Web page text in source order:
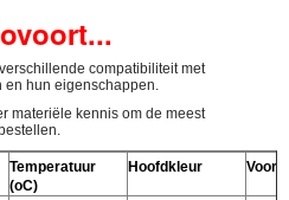
compatibiliteit met
en hun eigenschappen.
materiële kennis om de meest
Temperatuur
(oC)
Hoofdkleur